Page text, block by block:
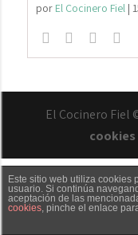
por El Cocinero Fiel|
El Cocinero Fiel
cookies
Txaber Allué
Este sitio web utiliza cookies
usuario. Si continúa
aceptación de las
cookies, pinche el enlace